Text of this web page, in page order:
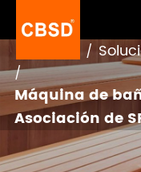
Máquina de
Asociación de